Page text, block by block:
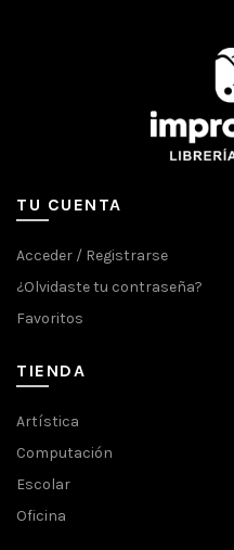
TU CUENTA
Acceder / Registrarse
¿Olvidaste tu contraseña?
Favoritos
TIENDA
Artística
Computación
Escolar
Oficina